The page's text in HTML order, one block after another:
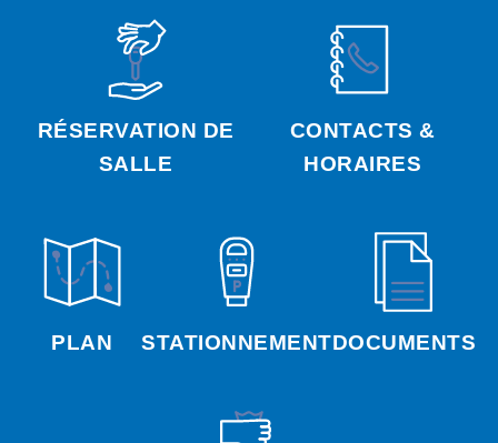
RÉSERVATION DE
SALLE
CONTACTS &
HORAIRES
PLAN STATIONNEMENTDOCUMENTS